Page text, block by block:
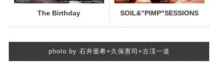
The Birthday SOIL&"PIMP"SESSIONS
photo by 石井亜希+久保憲司+古渓一道